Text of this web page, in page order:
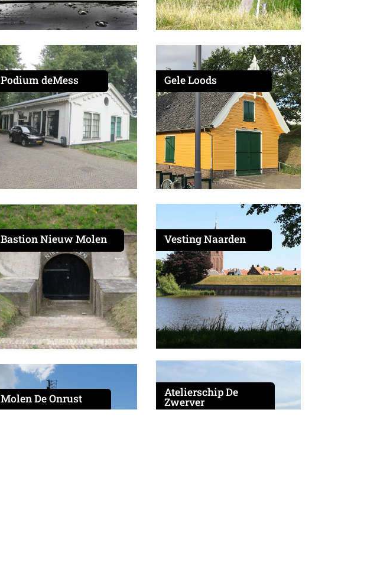
Podium deMess Gele Loods
Bastion Nieuw Molen Vesting Naarden
Molen De Onrust Atelierschip De
Zwerver